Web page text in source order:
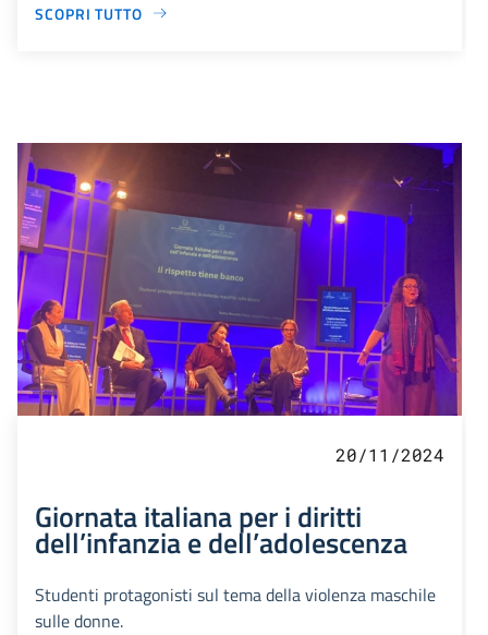
SCOPRI TUTTO
20/11/2024
Giornata italiana per i diritti
dell’infanzia e dell’adolescenza
Studenti protagonisti sul tema della violenza maschile
sulle donne.